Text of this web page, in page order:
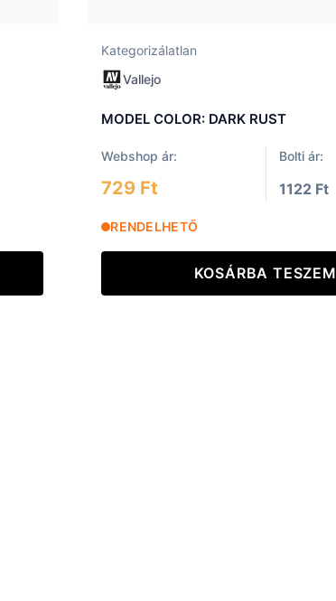
Kategorizálatlan
Vallejo
MODEL COLOR: DARK RUST
Webshop ár: Bolti ár:
729 Ft 1122 Ft
RENDELHETŐ
KOSÁRBA TESZEM